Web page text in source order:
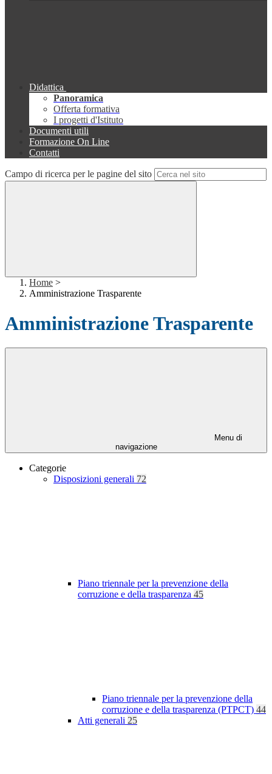
Didattica
Panoramica
Offerta formativa
I progetti d'Istituto
Documenti utili
Formazione On Line
Contatti
Campo di ricerca per le pagine del sito
Home >
Amministrazione Trasparente
Amministrazione Trasparente
Menu di
navigazione
Categorie
Disposizioni generali 72
Piano triennale per la prevenzione della
corruzione e della trasparenza 45
Piano triennale per la prevenzione della
corruzione e della trasparenza (PTPCT) 44
Atti generali 25